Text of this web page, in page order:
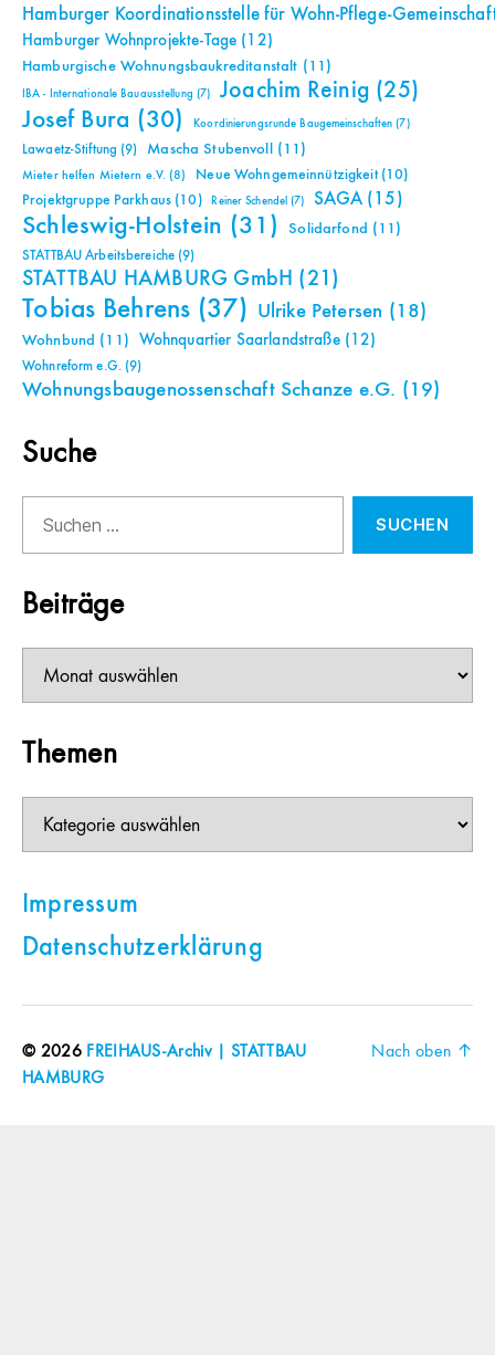
Hamburger Koordinationsstelle für Wohn-Pflege-
Hamburger Wohnprojekte-Tage (12)
Hamburgische Wohnungsbaukreditanstalt (11)
IBA - Internationale Bauausstellung (7) Joachim Reinig (25)
Josef Bura (30) Koordinierungsrunde Baugemeinschaften (7)
Lawaetz-Stiftung (9) Mascha Stubenvoll (11)
Mieter helfen Mietern e.V. (8) Neue Wohngemeinnützigkeit(10)
Projektgruppe Parkhaus (10) Reiner Schendel (7) SAGA(15)
Schleswig-Holstein (31) Solidarfond (11)
STATTBAU Arbeitsbereiche (9)
STATTBAU HAMBURG GmbH (21)
Tobias Behrens (37) Ulrike Petersen (18)
Wohnbund (11) Wohnquartier Saarlandstraße(12)
Wohnreform e.G.(9)
Wohnungsbaugenossenschaft Schanze e.G. (19)
Suche
nach:
Beiträge
Themen
Impressum
Datenschutzerklärung
© 2026 FREIHAUS-Archiv | STATTBAU
HAMBURG
Nach oben ↑